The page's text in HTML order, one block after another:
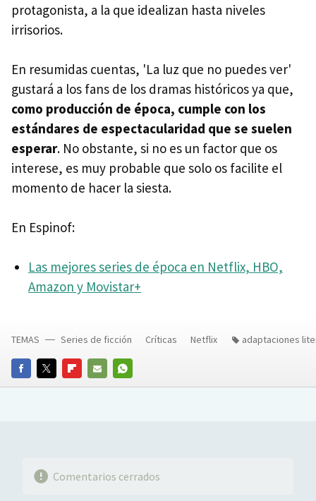
protagonista, a la que idealizan hasta niveles
irrisorios.
En resumidas cuentas, 'La luz que no puedes ver'
gustará a los fans de los dramas históricos ya que,
como producción de época, cumple con los
estándares de espectacularidad que se suelen
esperar. No obstante, si no es un factor que os
interese, es muy probable que solo os facilite el
momento de hacer la siesta.
En Espinof:
Las mejores series de época en Netflix, HBO,
Amazon y Movistar+
FACEBOOKTWITTERFLIPBOARD
E-
WHATSAPP
TEMAS Series de ficción Críticas Netflix adaptaciones
Comentarios cerrados